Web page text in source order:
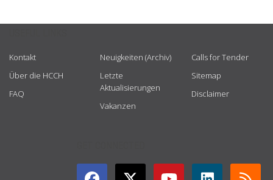
Kontakt
Über die HCCH
FAQ
Neuigkeiten (Archiv)
Letzte
Aktualisierungen
Vakanzen
Calls for Tender
Sitemap
Disclaimer